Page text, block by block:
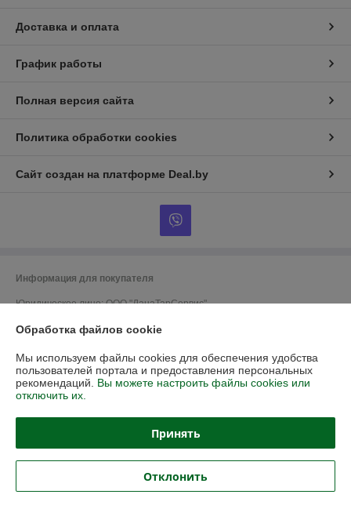
Доставка и оплата
График работы
Полная версия сайта
Политика обработки cookies
Сайт создан на платформе Deal.by
Информация для покупателя
Юридическое лицо:ООО "ДанаТарСервис"
УНП: 192728056
Регистрационный орган: Мингорисполком
Дата регистрации компании: 31.10.2016
Ссылка на свидетельство/лицензию
Ссылка на свидетельство/лицензию
Местонахождение книги жалоб и предложений: ул.Будённого, 25
Обработка файлов cookie
Мы используем файлы cookies для обеспечения удобства
пользователей портала и предоставления персональных
рекомендаций. Вы можете настроить файлы cookies или
отключить их.
Принять
Отклонить